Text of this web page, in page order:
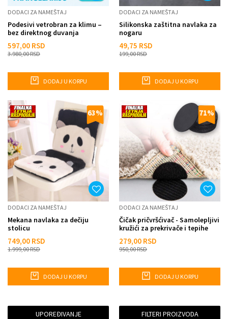
DODACI ZA NAMEŠTAJ
Podesivi vetrobran za klimu –
bez direktnog duvanja
597,00 RSD
3.980,00RSD
DODAJ U KORPU
DODACI ZA NAMEŠTAJ
Silikonska zaštitna navlaka za
nogaru
49,75 RSD
199,00RSD
DODAJ U KORPU
63%
DODACI ZA NAMEŠTAJ
Mekana navlaka za dečiju
stolicu
749,00 RSD
1.999,00RSD
DODAJ U KORPU
71%
DODACI ZA NAMEŠTAJ
Čičak pričvršćivač - Samolepljivi
kružići za prekrivače i tepihe
279,00 RSD
950,00RSD
DODAJ U KORPU
UPOREĐIVANJE FILTERI PROIZVODA